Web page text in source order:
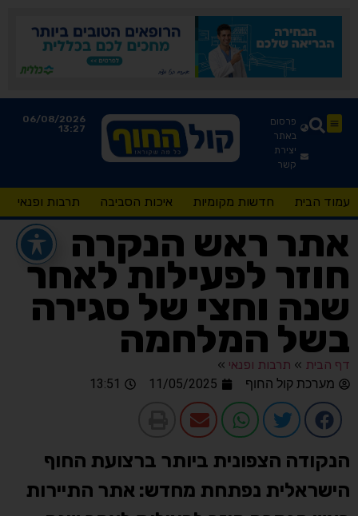
פרסום
באתר
יצירת
קשר
06/08/2026
13:27
עמוד הבית חדשות מקומיות איכות הסביבה תרבות ופנאי
אתר ראש הנקרה
חוזר לפעילות לאחר
שנה וחצי של סגירה
בשל המלחמה
דף הבית » תרבות ופנאי »
מערכת קול החוף
11/05/2025
13:51
הנקודה הצפונית ביותר ברצועת החוף
הישראלית נפתחת מחדש: אתר התיירות